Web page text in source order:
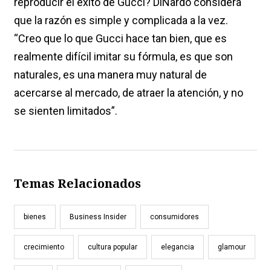
que la razón es simple y complicada a la vez.
“Creo que lo que Gucci hace tan bien, que es
realmente difícil imitar su fórmula, es que son
naturales, es una manera muy natural de
acercarse al mercado, de atraer la atención, y no
se sienten limitados”.
Temas Relacionados
bienes Business Insider consumidores
crecimiento cultura popular elegancia glamour